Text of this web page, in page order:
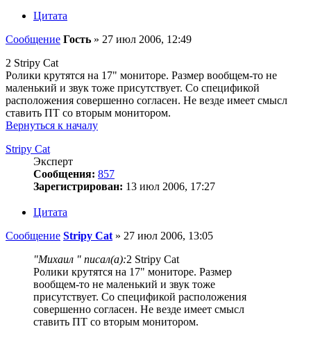
Цитата
Сообщение Гость » 27 июл 2006, 12:49
2 Stripy Cat
Ролики крутятся на 17" мониторе. Размер вообщем-то не
маленький и звук тоже присутствует. Со спецификой
расположения совершенно согласен. Не везде имеет смысл
ставить ПТ со вторым монитором.
Вернуться к началу
Stripy Cat
Эксперт
Сообщения: 857
Зарегистрирован: 13 июл 2006, 17:27
Цитата
Сообщение Stripy Cat » 27 июл 2006, 13:05
"Михаил " писал(а):2 Stripy Cat
Ролики крутятся на 17" мониторе. Размер
вообщем-то не маленький и звук тоже
присутствует. Со спецификой расположения
совершенно согласен. Не везде имеет смысл
ставить ПТ со вторым монитором.